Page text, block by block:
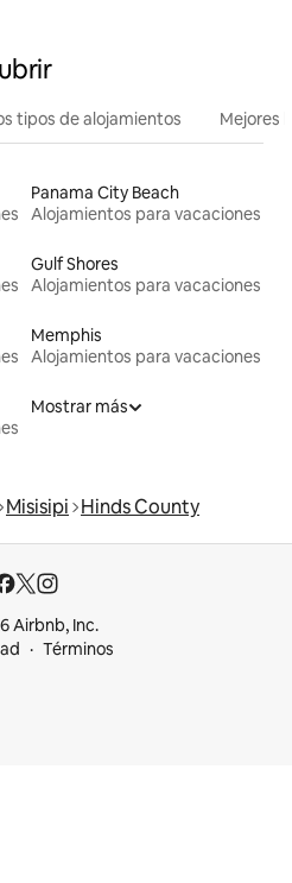
tipos de alojamientos Mejores
Panama City Beach
Alojamientos para vacaciones
Gulf Shores
Alojamientos para vacaciones
Memphis
Alojamientos para vacaciones
Mostrar más
Misisipi Hinds County
Airbnb, Inc.
Términos